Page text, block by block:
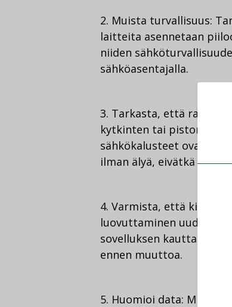
2. Muista turvallisuus:
laitteita asennetaan
niiden
sähköasentajalla.
3. Tarkasta, että
kytkinten tai
sähkökalusteet ovat
ilman älyä, eivätkä ne
4. Varmista, että
luovuttaminen uudelle
sovelluksen kautta.
ennen muuttoa.
5. Huomioi data: Mistä